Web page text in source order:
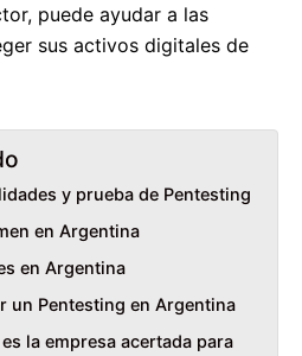
puede ayudar a las
sus activos digitales de
y prueba de Pentesting
en Argentina
en Argentina
un Pentesting en Argentina
la empresa acertada para